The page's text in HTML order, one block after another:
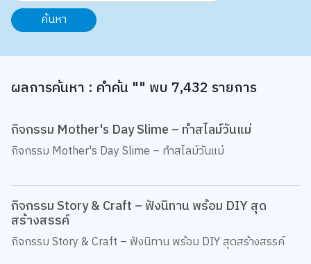
ค้นหา
ผลการค้นหา : คำค้น "" พบ 7,432 รายการ
กิจกรรม Mother's Day Slime – ทำสไลม์วันแม่
กิจกรรม Mother's Day Slime – ทำสไลม์วันแม่
กิจกรรม Story & Craft – ฟังนิทาน พร้อม DIY สุด
สร้างสรรค์
กิจกรรม Story & Craft – ฟังนิทาน พร้อม DIY สุดสร้างสรรค์